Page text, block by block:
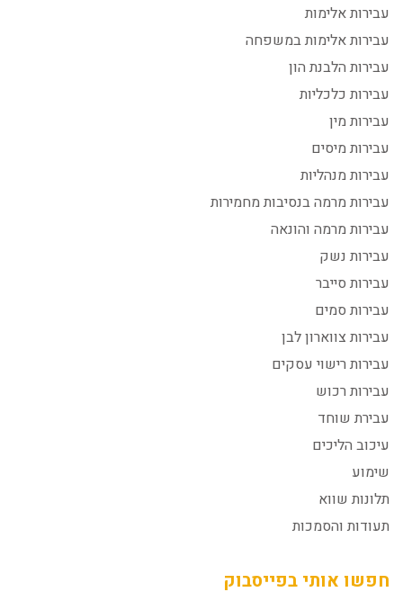
עבירות אלימות
עבירות אלימות במשפחה
עבירות הלבנת הון
עבירות כלכליות
עבירות מין
עבירות מיסים
עבירות מנהליות
עבירות מרמה בנסיבות מחמירות
עבירות מרמה והונאה
עבירות נשק
עבירות סייבר
עבירות סמים
עבירות צווארון לבן
עבירות רישוי עסקים
עבירות רכוש
עבירת שוחד
עיכוב הליכים
שימוע
תלונות שווא
תעודות והסמכות
חפשו אותי בפייסבוק